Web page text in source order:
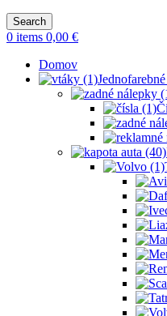
Search
0 items 0,00 €
Domov